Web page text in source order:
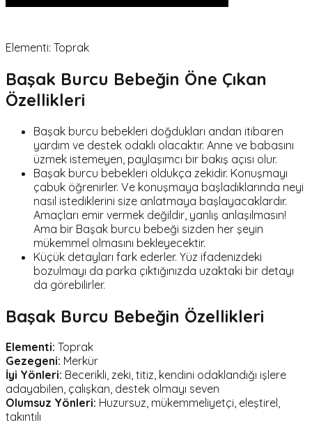
Elementi: Toprak
Başak Burcu Bebeğin Öne Çıkan
Özellikleri
Başak burcu bebekleri doğdukları andan itibaren
yardım ve destek odaklı olacaktır. Anne ve babasını
üzmek istemeyen, paylaşımcı bir bakış açısı olur.
Başak burcu bebekleri oldukça zekidir. Konuşmayı
çabuk öğrenirler. Ve konuşmaya başladıklarında neyi
nasıl istediklerini size anlatmaya başlayacaklardır.
Amaçları emir vermek değildir, yanlış anlaşılmasın!
Ama bir Başak burcu bebeği sizden her şeyin
mükemmel olmasını bekleyecektir.
Küçük detayları fark ederler. Yüz ifadenizdeki
bozulmayı da parka çıktığınızda uzaktaki bir detayı
da görebilirler.
Başak Burcu Bebeğin Özellikleri
Elementi: Toprak
Gezegeni: Merkür
İyi Yönleri: Becerikli, zeki, titiz, kendini odaklandığı işlere
adayabilen, çalışkan, destek olmayı seven
Olumsuz Yönleri: Huzursuz, mükemmeliyetçi, eleştirel,
takıntılı